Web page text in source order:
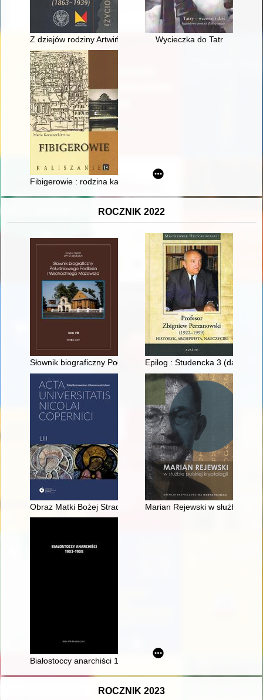
Z dziejów rodziny Artwińskich : Eugeniusz - nieodrodny syn
Wycieczka do Tatr
Fibigerowie : rodzina kaliskich fortepianmistrzów
ROCZNIK 2022
Słownik biograficzny Południowego Podlasia i Wschodniego
Epilog : Studencka 3 (dawniej
Obraz Matki Bożej Stradowskiej : przyczynek do badań nad
Marian Rejewski w służbie
Białostoccy anarchiści 1903-1908
ROCZNIK 2023